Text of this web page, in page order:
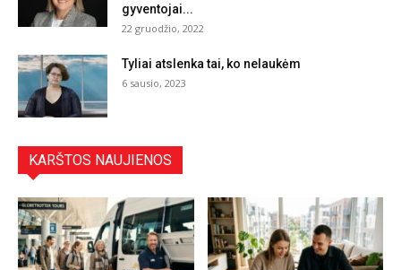
gyventojai...
22 gruodžio, 2022
Tyliai atslenka tai, ko nelaukėm
6 sausio, 2023
KARŠTOS NAUJIENOS